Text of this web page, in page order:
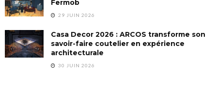
Fermob
29 JUIN 2026
Casa Decor 2026 : ARCOS transforme son
savoir-faire coutelier en expérience
architecturale
30 JUIN 2026